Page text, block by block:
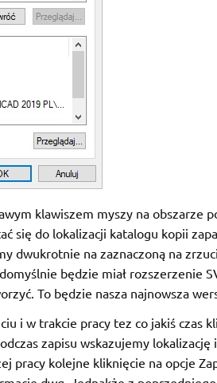
klawiszem myszy na obszarze
się do lokalizacji katalogu kopii
dwukrotnie na zaznaczoną na
będzie miał rozszerzenie
To będzie nasza najnowsza
i w trakcie pracy tez co jakiś czas
zapisu wskazujemy lokalizację
pracy kolejne kliknięcie na opcje